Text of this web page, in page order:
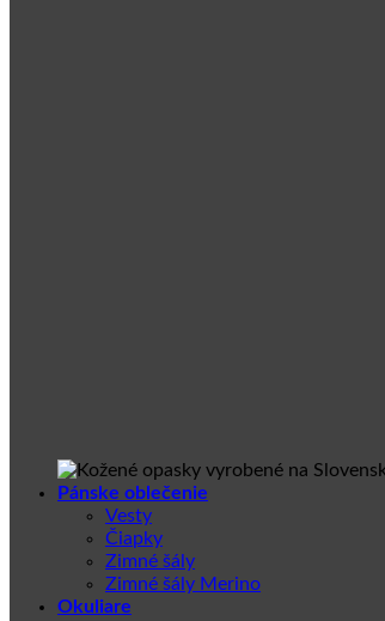
Pánske oblečenie
Vesty
Čiapky
Zimné šály
Zimné šály Merino
Okuliare